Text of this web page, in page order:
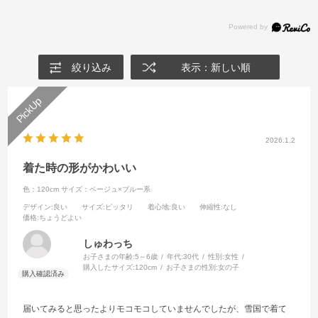
絞り込み 表示：新しい順
2026.1.2
着た時の形がかわいい
色：120cm サイズ：ベージュ×ブルー系
デザイン:良い サイズ:ピッタリ 着心地:良い 伸縮性:なし
価格:ちょうどよい
しゅわっち
お子さまの年齢:5～6歳 年代:30代 性別:女性
購入したサイズ:120cm お子さまの性別:女の子
届いてみると思ったよりモコモコしていませんでしたが、雪国で着て